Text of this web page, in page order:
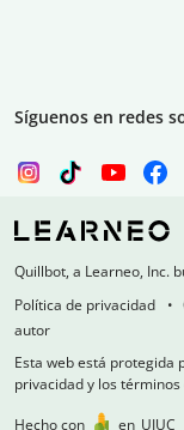
Síguenos en redes
Quillbot, a Learneo, Inc.
Política de privacidad
autor
Esta web está protegida
privacidad y los
Hecho con
en UIUC